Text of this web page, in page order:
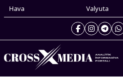
Hava Valyuta